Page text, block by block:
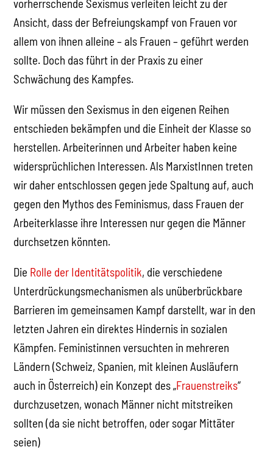
vorherrschende Sexismus verleiten leicht zu der
Ansicht, dass der Befreiungskampf von Frauen vor
allem von ihnen alleine – als Frauen – geführt werden
sollte. Doch das führt in der Praxis zu einer
Schwächung des Kampfes.
Wir müssen den Sexismus in den eigenen Reihen
entschieden bekämpfen und die Einheit der Klasse so
herstellen. Arbeiterinnen und Arbeiter haben keine
widersprüchlichen Interessen. Als MarxistInnen treten
wir daher entschlossen gegen jede Spaltung auf, auch
gegen den Mythos des Feminismus, dass Frauen der
Arbeiterklasse ihre Interessen nur gegen die Männer
durchsetzen könnten.
Die Rolle der Identitätspolitik, die verschiedene
Unterdrückungsmechanismen als unüberbrückbare
Barrieren im gemeinsamen Kampf darstellt, war in den
letzten Jahren ein direktes Hindernis in sozialen
Kämpfen. Feministinnen versuchten in mehreren
Ländern (Schweiz, Spanien, mit kleinen Ausläufern
auch in Österreich) ein Konzept des „Frauenstreiks“
durchzusetzen, wonach Männer nicht mitstreiken
sollten (da sie nicht betroffen, oder sogar Mittäter
seien)